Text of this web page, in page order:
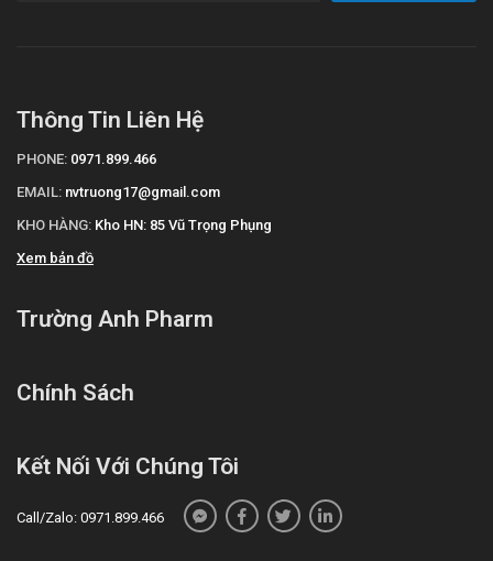
Thông Tin Liên Hệ
PHONE: 0971.899.466
EMAIL: nvtruong17@gmail.com
KHO HÀNG: Kho HN: 85 Vũ Trọng Phụng
Xem bản đồ
Trường Anh Pharm
Chính Sách
Kết Nối Với Chúng Tôi
Call/Zalo: 0971.899.466